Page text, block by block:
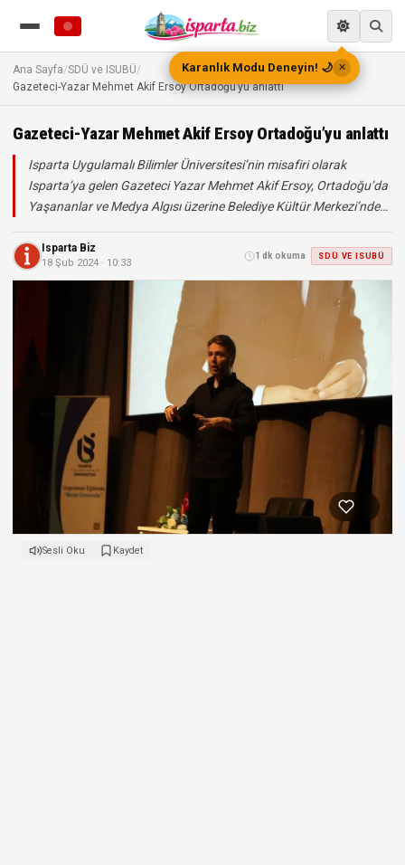
Ana Sayfa/SDÜ ve ISUBÜ/
Gazeteci-Yazar Mehmet Akif Ersoy Ortadoğu’yu anlattı
Gazeteci-Yazar Mehmet Akif Ersoy Ortadoğu’yu anlattı
Isparta Uygulamalı Bilimler Üniversitesi’nin misafiri olarak
Isparta’ya gelen Gazeteci Yazar Mehmet Akif Ersoy, Ortadoğu’da
Yaşananlar ve Medya Algısı üzerine Belediye Kültür Merkezi’nde…
Isparta Biz
18 Şub 2024 · 10:33
1 dk okuma SDÜ VE ISUBÜ
Sesli Oku Kaydet
Karanlık Modu Deneyin! 🌙 ✕